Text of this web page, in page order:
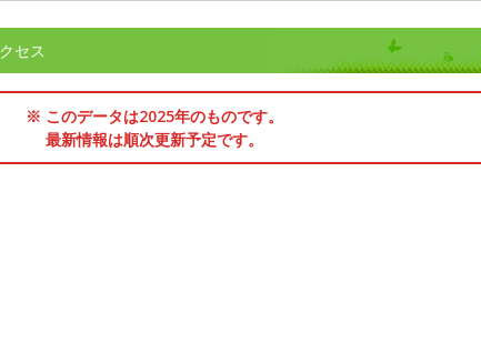
セス
※ このデータは2025年のものです。
最新情報は順次更新予定です。